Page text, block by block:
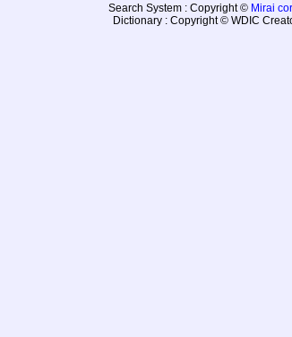
Search System : Copyright © Mirai
Dictionary : Copyright © WDIC